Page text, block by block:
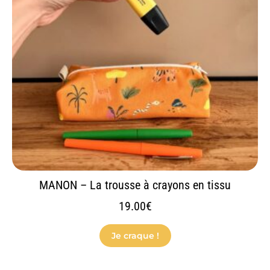
MANON – La trousse à crayons en tissu
19.00€
Je craque !
choisies
sur
page
du
produit